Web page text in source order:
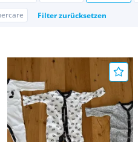
Filter zurücksetzen